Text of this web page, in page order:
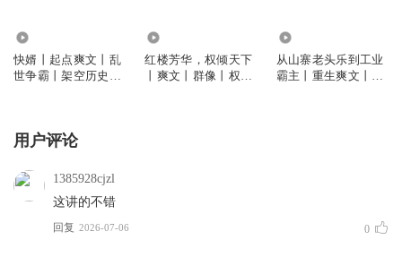
快婿丨起点爽文丨乱
世争霸丨架空历史丨
红楼芳华，权倾天下
丨爽文丨群像丨权谋
从山寨老头乐到工业
霸主丨重生爽文丨横
用户评论
1385928cjzl
这讲的不错
回复 2026-07-06 0